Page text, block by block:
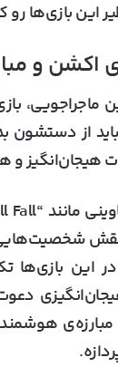
این بازی‌ها
ماجراجویی،
از دستشون
هیجان‌انگیز و
شخصیت‌هایی
در این
دعوت